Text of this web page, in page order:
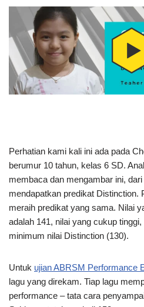
Perhatian kami kali ini ada pada
berumur 10 tahun, kelas 6 SD.
membaca dan mengambar ini,
mendapatkan predikat Distinction.
meraih predikat yang sama. Nilai
adalah 141, nilai yang cukup
minimum nilai Distinction (130).
Untuk ujian ABRSM Performance
lagu yang direkam. Tiap lagu
performance – tata cara